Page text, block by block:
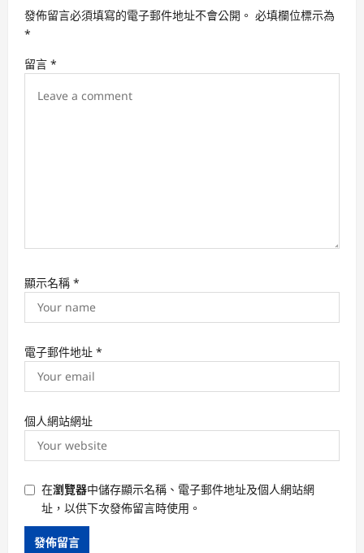
a
t
i
發佈留言必須填寫的電子郵件地址不會公開。 必填欄位標示為
*
留言 *
顯示名稱 *
電子郵件地址 *
個人網站網址
在瀏覽器中儲存顯示名稱、電子郵件地址及個人網站網
址，以供下次發佈留言時使用。